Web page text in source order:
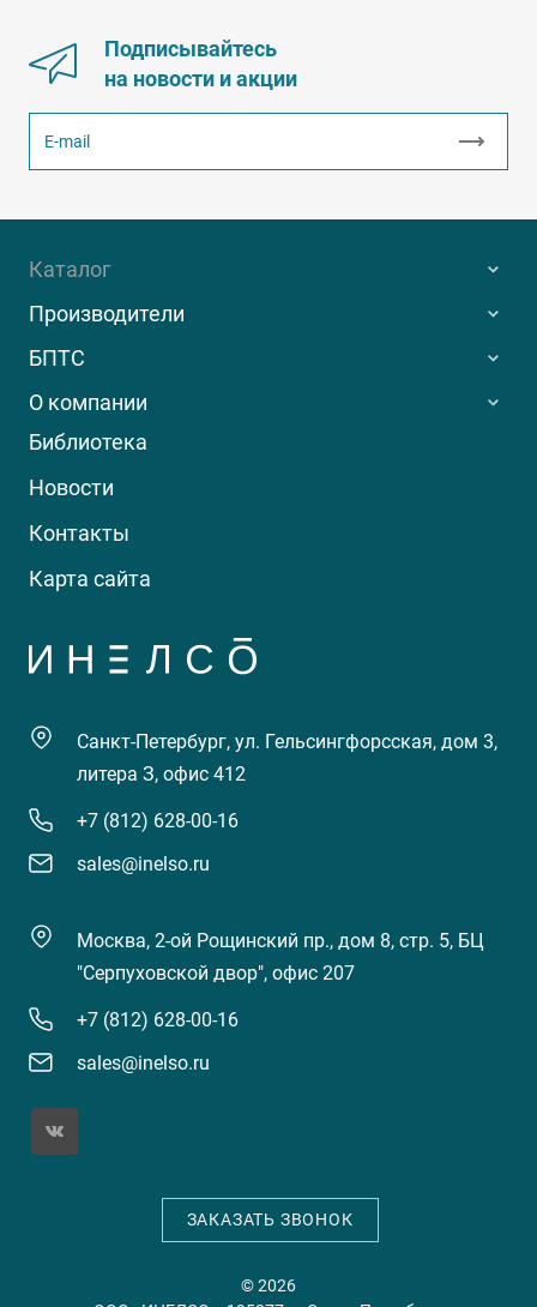
Подписывайтесь
на новости и акции
Каталог
Производители
БПТС
О компании
Библиотека
Новости
Контакты
Карта сайта
Санкт-Петербург, ул. Гельсингфорсская, дом 3,
литера З, офис 412
+7 (812) 628-00-16
sales@inelso.ru
Москва, 2-ой Рощинский пр., дом 8, стр. 5, БЦ
"Серпуховской двор", офис 207
+7 (812) 628-00-16
sales@inelso.ru
ЗАКАЗАТЬ ЗВОНОК
© 2026